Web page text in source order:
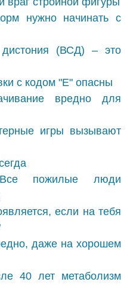
нужно начинать с
дистония (ВСД) – это
с кодом "Е" опасны
вредно для
игры вызывают
пожилые люди
если на тебя
даже на хорошем
40 лет метаболизм